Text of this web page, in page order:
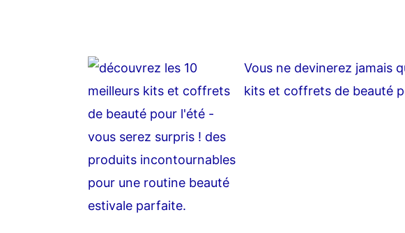
Vous ne devinerez jamais
kits et coffrets de beauté